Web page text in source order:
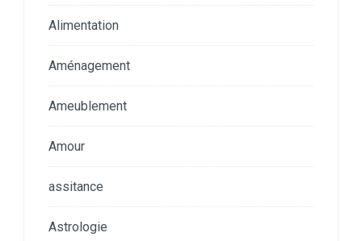
Alimentation
Aménagement
Ameublement
Amour
assitance
Astrologie